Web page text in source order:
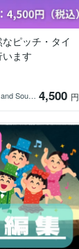
ピッチ・タイ
います
しゅう Leaps and Sounds 4,500 円